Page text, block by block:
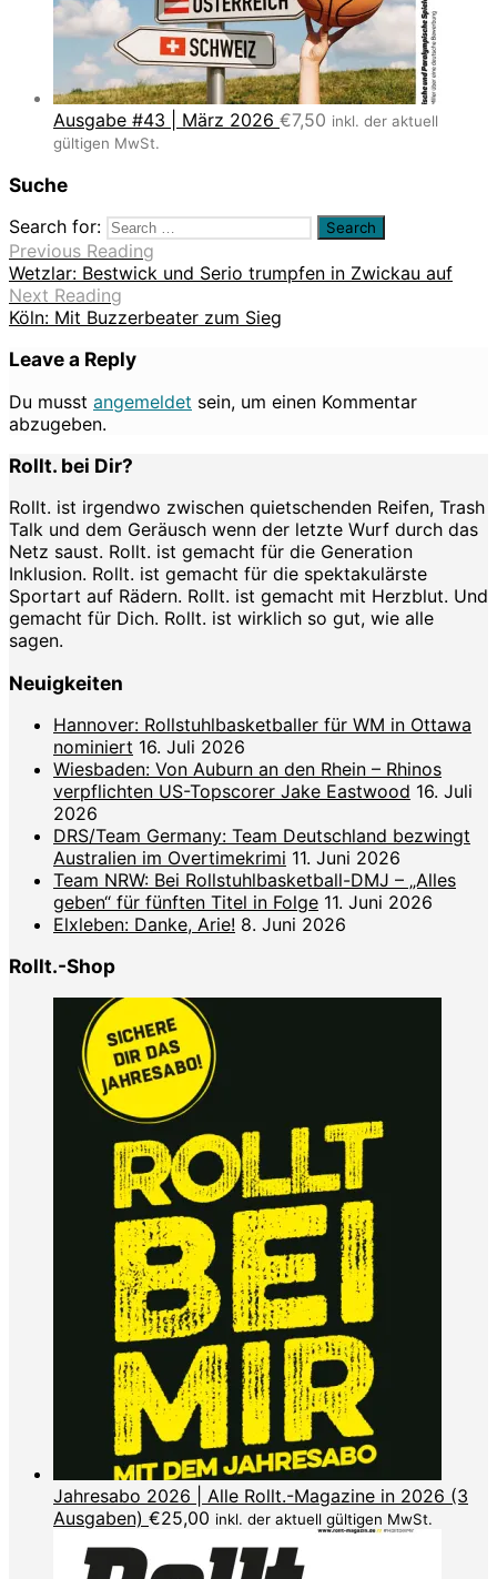
Ausgabe #43 | März 2026 €7,50 inkl. der aktuell
gültigen MwSt.
Suche
Search for:
Previous Reading
Wetzlar: Bestwick und Serio trumpfen in Zwickau auf
Next Reading
Köln: Mit Buzzerbeater zum Sieg
Leave a Reply
Du musst angemeldet sein, um einen Kommentar
abzugeben.
Rollt. bei Dir?
Rollt. ist irgendwo zwischen quietschenden Reifen, Trash
Talk und dem Geräusch wenn der letzte Wurf durch das
Netz saust. Rollt. ist gemacht für die Generation
Inklusion. Rollt. ist gemacht für die spektakulärste
Sportart auf Rädern. Rollt. ist gemacht mit Herzblut. Und
gemacht für Dich. Rollt. ist wirklich so gut, wie alle
sagen.
Neuigkeiten
Hannover: Rollstuhlbasketballer für WM in Ottawa
nominiert 16. Juli 2026
Wiesbaden: Von Auburn an den Rhein – Rhinos
verpflichten US-Topscorer Jake Eastwood 16. Juli
2026
DRS/Team Germany: Team Deutschland bezwingt
Australien im Overtimekrimi 11. Juni 2026
Team NRW: Bei Rollstuhlbasketball-DMJ – „Alles
geben“ für fünften Titel in Folge 11. Juni 2026
Elxleben: Danke, Arie! 8. Juni 2026
Rollt.-Shop
Jahresabo 2026 | Alle Rollt.-Magazine in 2026 (3
Ausgaben) €25,00 inkl. der aktuell gültigen MwSt.